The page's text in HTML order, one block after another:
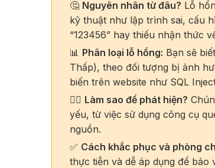
🤔 Nguyên nhân từ đâu? Lỗ
kỹ thuật như lập trình sai, cấu
“123456” hay thiếu nhận thức
📊 Phân loại lỗ hổng: Bạn sẽ
Thấp), theo đối tượng bị ảnh
biến trên website như SQL
🕵️‍♀️ Làm sao để phát hiện?
yếu, từ việc sử dụng công cụ
nguồn.
✅ Cách khắc phục và phòng
thực tiễn và dễ áp dụng để bảo